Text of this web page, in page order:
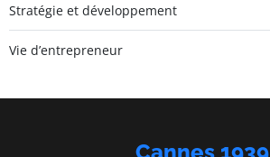
Stratégie et développement
Vie d’entrepreneur